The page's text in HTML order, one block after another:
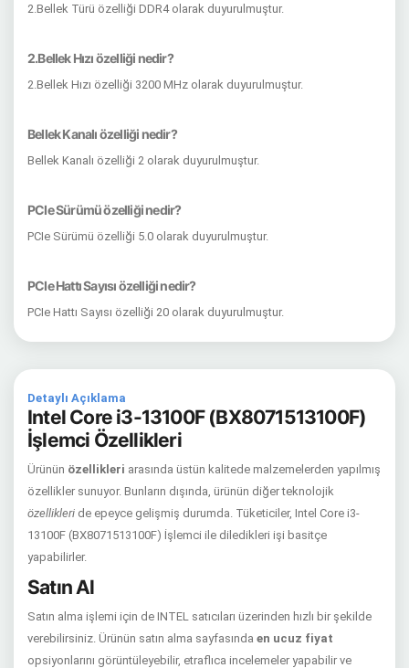
2.Bellek Türü özelliği DDR4 olarak duyurulmuştur.
2.Bellek Hızı özelliği nedir?
2.Bellek Hızı özelliği 3200 MHz olarak duyurulmuştur.
Bellek Kanalı özelliği nedir?
Bellek Kanalı özelliği 2 olarak duyurulmuştur.
PCIe Sürümü özelliği nedir?
PCIe Sürümü özelliği 5.0 olarak duyurulmuştur.
PCIe Hattı Sayısı özelliği nedir?
PCIe Hattı Sayısı özelliği 20 olarak duyurulmuştur.
Detaylı Açıklama
Intel Core i3-13100F (BX8071513100F)
İşlemci Özellikleri
Ürünün özellikleri arasında üstün kalitede malzemelerden yapılmış
özellikler sunuyor. Bunların dışında, ürünün diğer teknolojik
özellikleri de epeyce gelişmiş durumda. Tüketiciler, Intel Core i3-
13100F (BX8071513100F) İşlemci ile diledikleri işi basitçe
yapabilirler.
Satın Al
Satın alma işlemi için de INTEL satıcıları üzerinden hızlı bir şekilde
verebilirsiniz. Ürünün satın alma sayfasında en ucuz fiyat
opsiyonlarını görüntüleyebilir, etraflıca incelemeler yapabilir ve